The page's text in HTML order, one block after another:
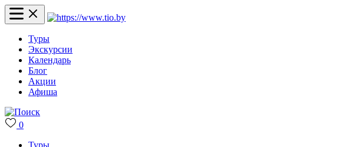
Туры
Экскурсии
Календарь
Блог
Акции
Афиша
0
Туры